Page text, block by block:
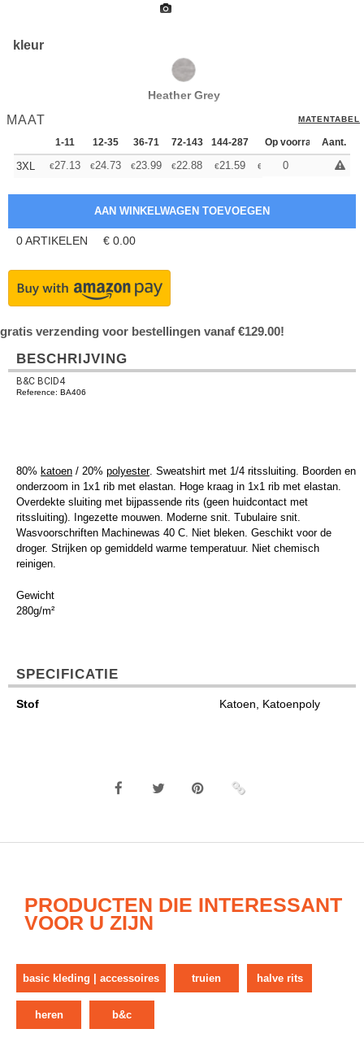
kleur
Heather Grey
MAAT MATENTABEL
1-11 12-35 36-71 72-143 144-287 288 + Meer
Op voorraadAant.
3XL €27.13 €24.73 €23.99 €22.88 €21.59 € 20.49
0
0ARTIKELEN € 0.00
gratis verzending voor bestellingen vanaf €129.00!
BESCHRIJVING
B&C BCID4
Reference: BA406
80% katoen / 20% polyester. Sweatshirt met 1/4 ritssluiting. Boorden en
onderzoom in 1x1 rib met elastan. Hoge kraag in 1x1 rib met elastan.
Overdekte sluiting met bijpassende rits (geen huidcontact met
ritssluiting). Ingezette mouwen. Moderne snit. Tubulaire snit.
Wasvoorschriften Machinewas 40 C. Niet bleken. Geschikt voor de
droger. Strijken op gemiddeld warme temperatuur. Niet chemisch
reinigen.
Gewicht
280g/m²
SPECIFICATIE
Stof Katoen, Katoenpoly
PRODUCTEN DIE INTERESSANT
VOOR U ZIJN
basic kleding | accessoires truien halve rits
heren b&c